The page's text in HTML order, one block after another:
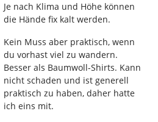
Je nach Klima und Höhe können
die Hände fix kalt werden.
Kein Muss aber praktisch, wenn
du vorhast viel zu wandern.
Besser als Baumwoll-Shirts. Kann
nicht schaden und ist generell
praktisch zu haben, daher hatte
ich eins mit.